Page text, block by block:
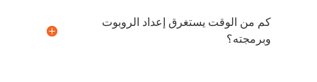
كم من الوقت يستغرق إعداد الروبوت
وبرمجته؟